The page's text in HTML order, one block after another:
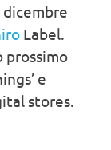
dicembre
Label.
prossimo
e
stores.